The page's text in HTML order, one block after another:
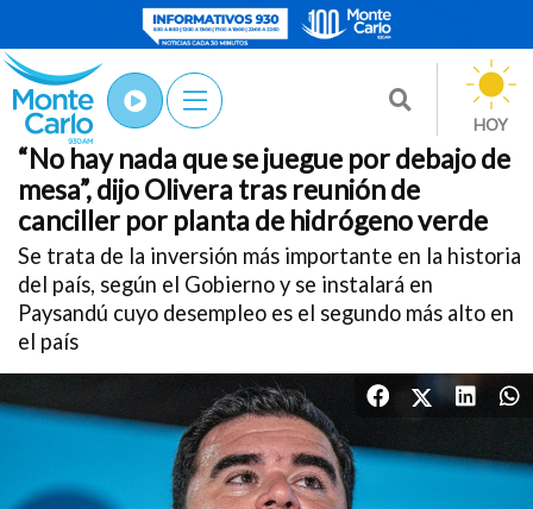
HOY
Nacionales
/2026
POLÍTICA
“No hay nada que se juegue por debajo de
mesa”, dijo Olivera tras reunión de
canciller por planta de hidrógeno verde
Se trata de la inversión más importante en la historia
del país, según el Gobierno y se instalará en
Paysandú cuyo desempleo es el segundo más alto en
el país